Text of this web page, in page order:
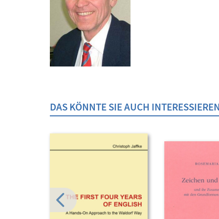
DAS KÖNNTE SIE AUCH